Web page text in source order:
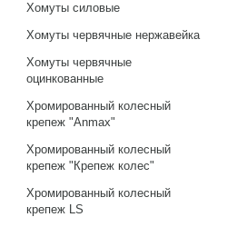
Хомуты силовые
Хомуты червячные нержавейка
Хомуты червячные
оцинкованные
Хромированный колесный
крепеж "Anmax"
Хромированный колесный
крепеж "Крепеж колес"
Хромированный колесный
крепеж LS